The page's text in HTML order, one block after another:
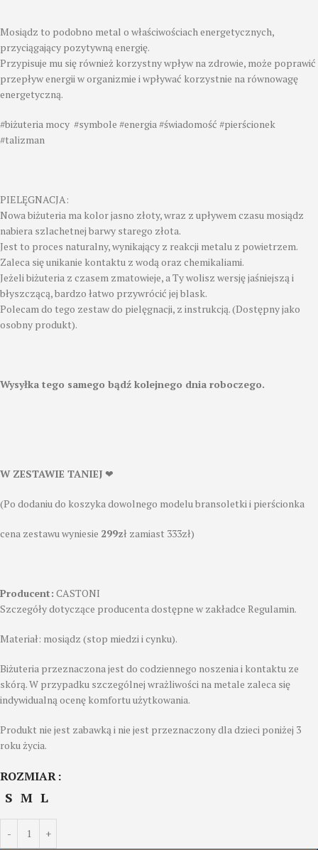
Mosiądz to podobno metal o właściwościach energetycznych,
przyciągający pozytywną energię.
Przypisuje mu się również korzystny wpływ na zdrowie, może poprawić
przepływ energii w organizmie i wpływać korzystnie na równowagę
energetyczną.
#biżuteria mocy #symbole #energia #świadomość #pierścionek
#talizman
PIELĘGNACJA:
Nowa biżuteria ma kolor jasno złoty, wraz z upływem czasu mosiądz
nabiera szlachetnej barwy starego złota.
Jest to proces naturalny, wynikający z reakcji metalu z powietrzem.
Zaleca się unikanie kontaktu z wodą oraz chemikaliami.
Jeżeli biżuteria z czasem zmatowieje, a Ty wolisz wersję jaśniejszą i
błyszczącą, bardzo łatwo przywrócić jej blask.
Polecam do tego zestaw do pielęgnacji, z instrukcją. (Dostępny jako
osobny produkt).
Wysyłka tego samego bądź kolejnego dnia roboczego.
W ZESTAWIE TANIEJ ❤
(Po dodaniu do koszyka dowolnego modelu bransoletki i pierścionka
cena zestawu wyniesie 299zł zamiast 333zł)
Producent: CASTONI
Szczegóły dotyczące producenta dostępne w zakładce Regulamin.
Materiał: mosiądz (stop miedzi i cynku).
Biżuteria przeznaczona jest do codziennego noszenia i kontaktu ze
skórą. W przypadku szczególnej wrażliwości na metale zaleca się
indywidualną ocenę komfortu użytkowania.
Produkt nie jest zabawką i nie jest przeznaczony dla dzieci poniżej 3
roku życia.
ROZMIAR
S M L